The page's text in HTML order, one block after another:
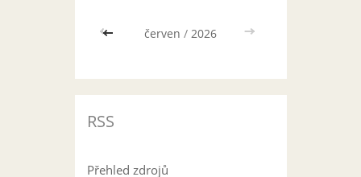
<< červen / 2026 >>
RSS
Přehled zdrojů